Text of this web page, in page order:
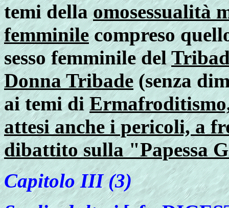
temi dellaomosessualità
femminilecompreso
sesso femminile del
Donna Tribade(senza
ai temi di
attesi anche i pericoli, a
dibattito sulla "Papessa
CapitoloIII (3)